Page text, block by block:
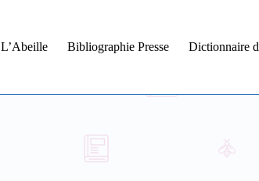
L’Abeille
Bibliographie Presse Dictionnaire